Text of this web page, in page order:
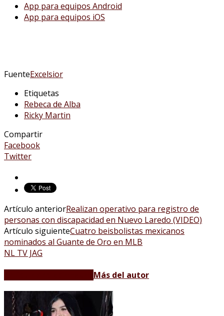
App para equipos Android
App para equipos iOS
FuenteExcelsior
Etiquetas
Rebeca de Alba
Ricky Martin
Compartir
Facebook
Twitter
Artículo anteriorRealizan operativo para registro de
personas con discapacidad en Nuevo Laredo (VIDEO)
Artículo siguienteCuatro beisbolistas mexicanos
nominados al Guante de Oro en MLB
NL TV JAG
Más del autor